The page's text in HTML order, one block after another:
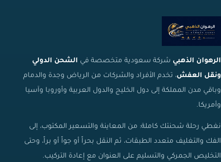
الرهوان الذهبي شركة سعودية متخصصة في الشحن الدولي
ونقل العفش، تخدم الأفراد والشركات من الرياض وجدة والدمام
وباقي مدن المملكة إلى دول الخليج والدول العربية وأوروبا وآسيا
وأمريكا.
نغطي رحلة شحنتك كاملة: من المعاينة والتسعير المكتوب، إلى
الفك والتغليف متعدد الطبقات، ثم النقل بحراً أو جواً أو براً، وحتى
التخليص الجمركي والتسليم على العنوان مع إعادة التركيب.